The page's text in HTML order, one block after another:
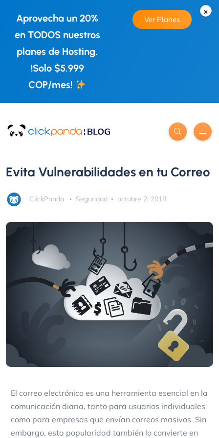
×
Aprovecha un 20%
en TODOS nuestros
planes de Hosting.
!Solo $5.999
COP/mes!
Ver Planes
Evita Vulnerabilidades en tu Correo
ClickPanda Seguridad octubre 2, 2018
El correo electrónico es una herramienta esencial en la
comunicación diaria, tanto para usuarios individuales
como para empresas que envían correos masivos. Sin
embargo, esta popularidad también lo convierte en